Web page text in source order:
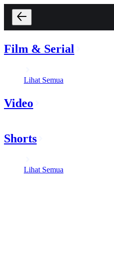
Film & Serial
Lihat Semua
Video
Shorts
Lihat Semua